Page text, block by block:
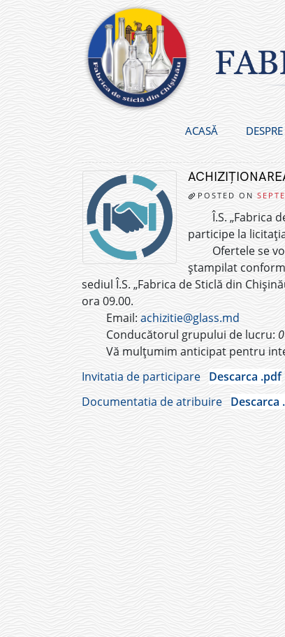
content
ACASĂ
POSTED ON
Î.S. „Fabrica
participe la
Ofertele se
ștampilat
sediul Î.S. „Fabrica de Sticlă din
ora 09.00.
Email:achizitie@glass.md
Conducătorul grupului de lucru:
Vă mulțumim anticipat pentru
Invitatia de participare Descarca .pdf
Documentatia de atribuire Descarca